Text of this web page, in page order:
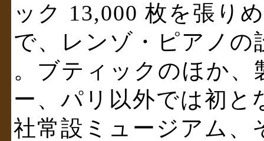
ック 13,000 枚を張り
で、レンゾ・ピアノの
。ブティックのほか
ー、パリ以外では初と
社常設ミュージアム